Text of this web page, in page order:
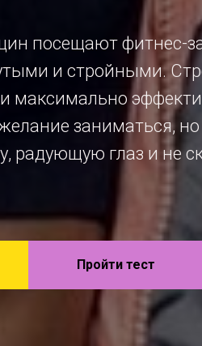
посещают фитнес-
и стройными.
максимально
заниматься,
радующую глаз и не
Пройти тест